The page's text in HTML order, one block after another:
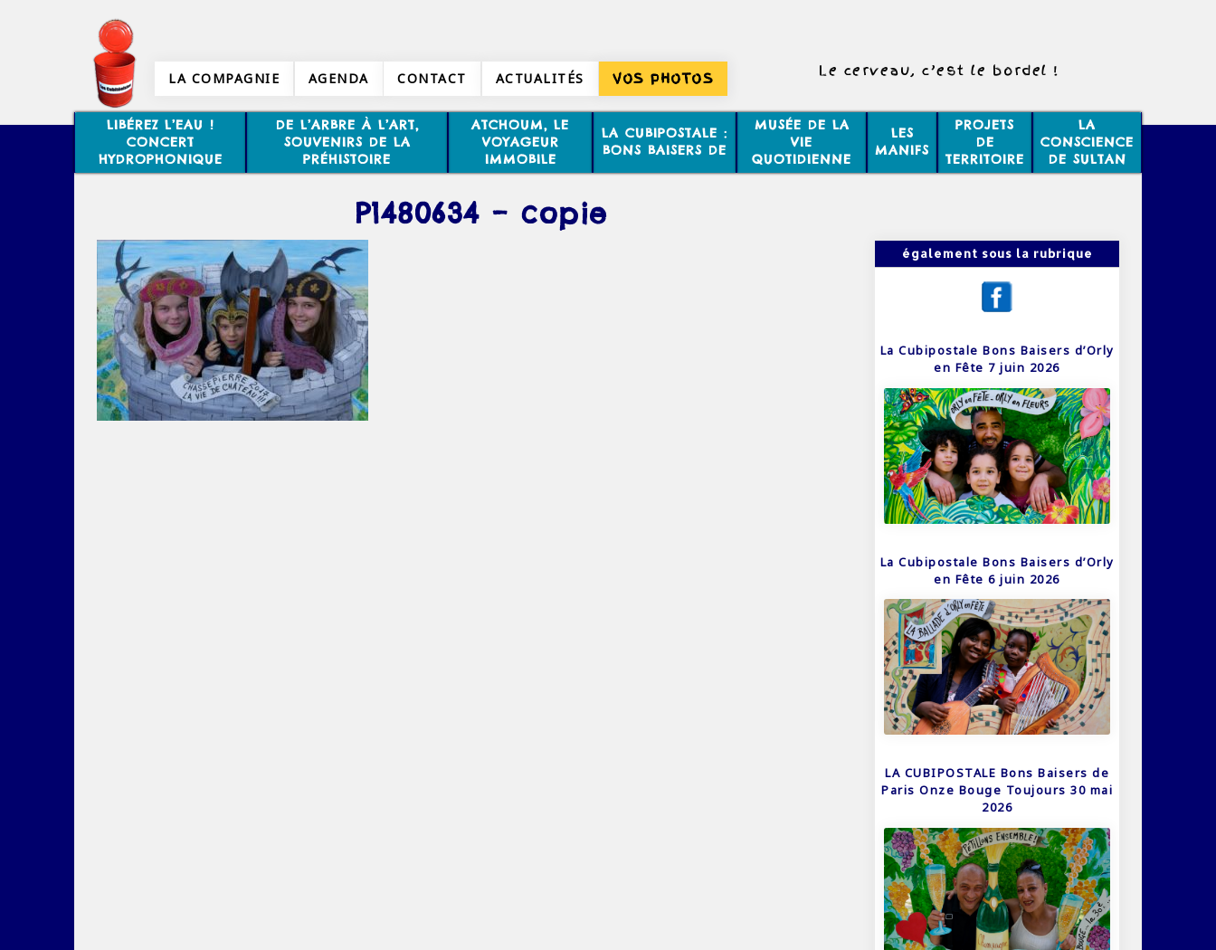
LA COMPAGNIE AGENDA CONTACT ACTUALITÉS VOS PHOTOS Le cerveau, c’est le bordel !
LIBÉREZ L’EAU !
CONCERT
HYDROPHONIQUE
DE L’ARBRE À L’ART,
SOUVENIRS DE LA
PRÉHISTOIRE
ATCHOUM, LE
VOYAGEUR
IMMOBILE
LA CUBIPOSTALE :
BONS BAISERS DE
MUSÉE DE LA
VIE
QUOTIDIENNE
LES
MANIFS
PROJETS
DE
TERRITOIRE
LA
CONSCIENCE
DE SULTAN
P1480634 – copie
également sous la rubrique
La Cubipostale Bons Baisers d’Orly
en Fête 7 juin 2026
La Cubipostale Bons Baisers d’Orly
en Fête 6 juin 2026
LA CUBIPOSTALE Bons Baisers de
Paris Onze Bouge Toujours 30 mai
2026